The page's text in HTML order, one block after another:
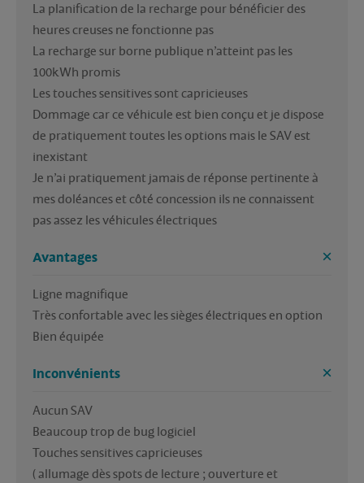
La planification de la recharge pour bénéficier des
heures creuses ne fonctionne pas
La recharge sur borne publique n’atteint pas les
100kWh promis
Les touches sensitives sont capricieuses
Dommage car ce véhicule est bien conçu et je dispose
de pratiquement toutes les options mais le SAV est
inexistant
Je n’ai pratiquement jamais de réponse pertinente à
mes doléances et côté concession ils ne connaissent
pas assez les véhicules électriques
Avantages
Ligne magnifique
Très confortable avec les sièges électriques en option
Inconvénients
Aucun SAV
Beaucoup trop de bug logiciel
Touches sensitives capricieuses
( allumage dès spots de lecture ; ouverture et